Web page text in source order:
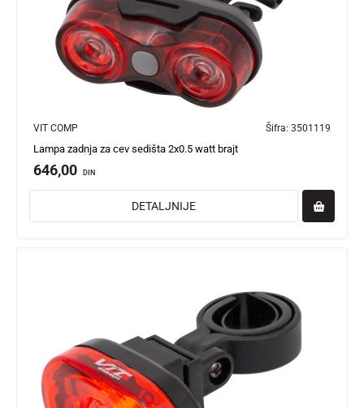
VIT COMP Šifra: 3501119
Lampa zadnja za cev sedišta 2x0.5 watt brajt
646,00 DIN
DETALJNIJE